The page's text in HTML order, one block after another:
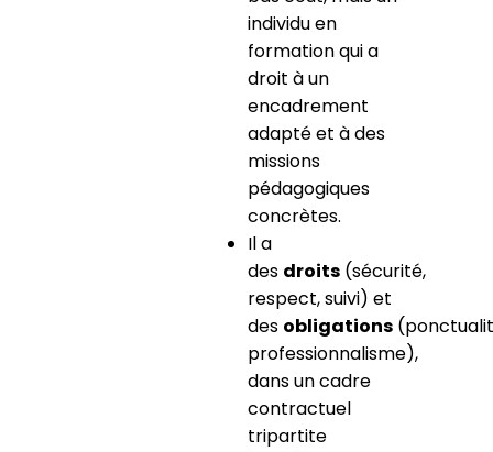
individu en
formation qui a
droit à un
encadrement
adapté et à des
missions
pédagogiques
concrètes.
Il a
des droits (sécurité,
respect, suivi) et
des obligations
professionnalisme),
dans un cadre
contractuel
tripartite